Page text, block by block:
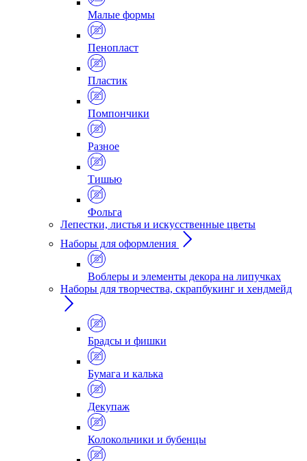
Малые формы
Пенопласт
Пластик
Помпончики
Разное
Тишью
Фольга
Лепестки, листья и искусственные цветы
Наборы для оформления
Воблеры и элементы декора на липучках
Наборы для творчества, скрапбукинг и хендмейд
Брадсы и фишки
Бумага и калька
Декупаж
Колокольчики и бубенцы